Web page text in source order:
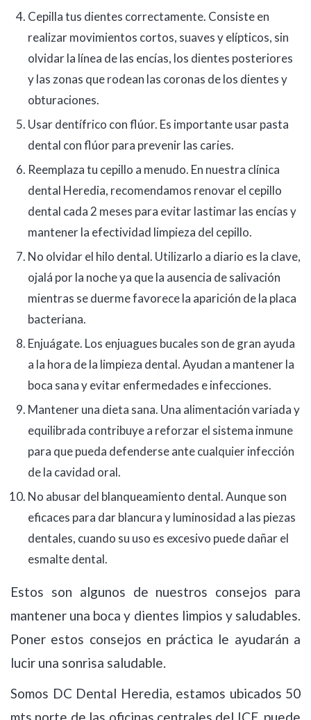
Cepilla tus dientes correctamente. Consiste en
realizar movimientos cortos, suaves y elípticos, sin
olvidar la línea de las encías, los dientes posteriores
y las zonas que rodean las coronas de los dientes y
obturaciones.
Usar dentífrico con flúor. Es importante usar pasta
dental con flúor para prevenir las caries.
Reemplaza tu cepillo a menudo. En nuestra clínica
dental Heredia, recomendamos renovar el cepillo
dental cada 2 meses para evitar lastimar las encías y
mantener la efectividad limpieza del cepillo.
No olvidar el hilo dental. Utilizarlo a diario es la clave,
ojalá por la noche ya que la ausencia de salivación
mientras se duerme favorece la aparición de la placa
bacteriana.
Enjuágate. Los enjuagues bucales son de gran ayuda
a la hora de la limpieza dental. Ayudan a mantener la
boca sana y evitar enfermedades e infecciones.
Mantener una dieta sana. Una alimentación variada y
equilibrada contribuye a reforzar el sistema inmune
para que pueda defenderse ante cualquier infección
de la cavidad oral.
No abusar del blanqueamiento dental. Aunque son
eficaces para dar blancura y luminosidad a las piezas
dentales, cuando su uso es excesivo puede dañar el
esmalte dental.
Estos son algunos de nuestros consejos para
mantener una boca y dientes limpios y saludables.
Poner estos consejos en práctica le ayudarán a
lucir una sonrisa saludable.
Somos DC Dental Heredia, estamos ubicados 50